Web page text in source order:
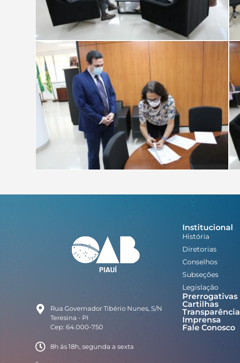
Rua Governador Tibério Nunes, S/N
Teresina - PI
Cep: 64.000-750
8h ás 18h, segunda a sexta
Institucional
História
Diretorias
Conselhos
Subseções
Legislação
Prerrogativas
Cartilhas
Transparência
Imprensa
Fale Conosco